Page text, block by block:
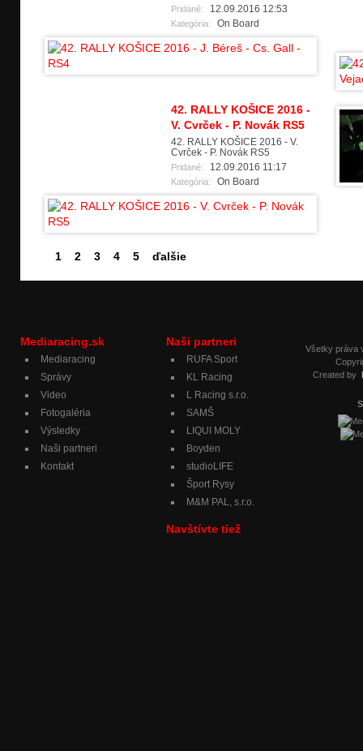
Pridané: 12.09.2016 12:53
Kategória: On Board
42. RALLY KOŠICE 2016 -
V. Cvrček - P. Novák RS5
42. RALLY KOŠICE 2016 - V.
Cvrček - P. Novák RS5
Pridané: 12.09.2016 11:17
Kategória: On Board
1 2 3 4 5 ďalšie
Mediaracing.sk
Mediaracing
Správy
Video
Fotogaléria
Výsledky
Naši partneri
Kontakt
Všetky práva
Created by
Naši partneri
RUFA Sport
KL Racing
L Racing s.r.o.
SAMŠ
LIQUI MOLY
Boyden
studioLIFE
Šport Rysy
M&M PAL, s.r.o.
Navštívte tiež